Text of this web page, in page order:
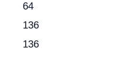
64
136
136